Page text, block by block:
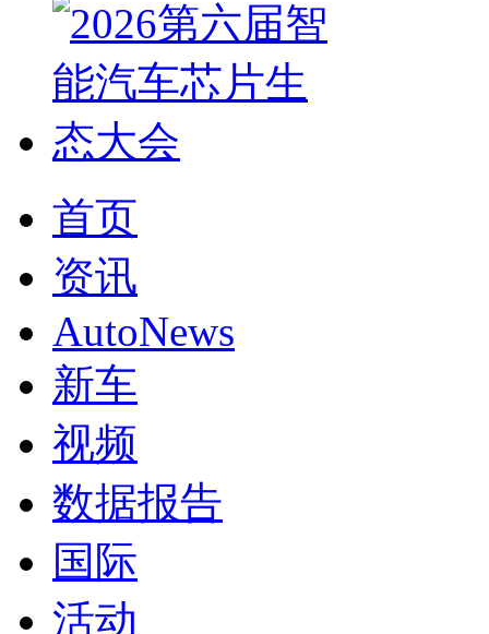
首页
资讯
AutoNews
新车
视频
数据报告
国际
活动